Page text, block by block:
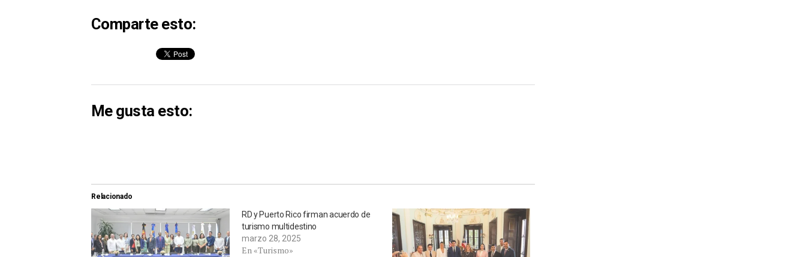
Comparte esto:
Me gusta esto:
Relacionado
RD y Puerto Rico firman acuerdo de
turismo multidestino
marzo 28, 2025
En «Turismo»